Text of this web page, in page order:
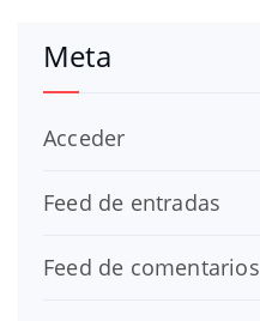
Meta
Acceder
Feed de entradas
Feed de comentarios